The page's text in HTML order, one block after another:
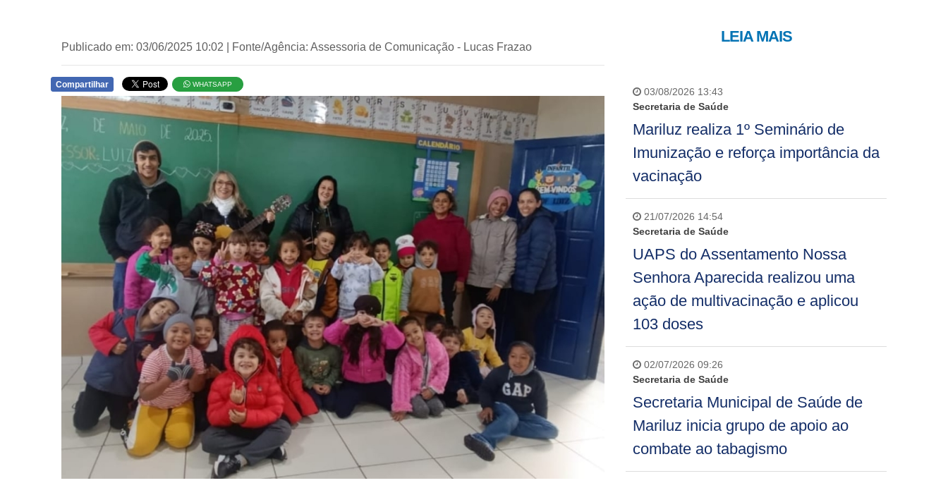
Publicado em: 03/06/2025 10:02 | Fonte/Agência: Assessoria de Comunicação - Lucas Frazao
Compartilhar WHATSAPP
LEIA MAIS
03/08/2026 13:43
Secretaria de Saúde
Mariluz realiza 1º Seminário de
Imunização e reforça importância da
vacinação
21/07/2026 14:54
Secretaria de Saúde
UAPS do Assentamento Nossa
Senhora Aparecida realizou uma
ação de multivacinação e aplicou
103 doses
02/07/2026 09:26
Secretaria de Saúde
Secretaria Municipal de Saúde de
Mariluz inicia grupo de apoio ao
combate ao tabagismo